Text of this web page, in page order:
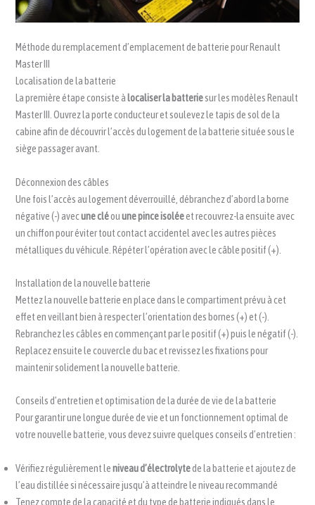
Méthode du remplacement d’emplacement de batterie pour Renault
Master III
Localisation de la batterie
La première étape consiste àlocaliser la batteriesur les modèles Renault
Master III. Ouvrez la porte conducteur et soulevez le tapis de sol de la
cabine afin de découvrir l’accès du logement de la batterie située sous le
siège passager avant.
Déconnexion des câbles
Une fois l’accès au logement déverrouillé, débranchez d’abord la borne
négative (-) avecune cléouune pince isoléeet recouvrez-la ensuite avec
un chiffon pour éviter tout contact accidentel avec les autres pièces
métalliques du véhicule. Répéter l’opération avec le câble positif (+).
Installation de la nouvelle batterie
Mettez la nouvelle batterie en place dans le compartiment prévu à cet
effet en veillant bien à respecter l’orientation des bornes (+) et (-).
Rebranchez les câbles en commençant par le positif (+) puis le négatif (-).
Replacez ensuite le couvercle du bac et revissez les fixations pour
maintenir solidement la nouvelle batterie.
Conseils d’entretien et optimisation de la durée de vie de la batterie
Pour garantir une longue durée de vie et un fonctionnement optimal de
votre nouvelle batterie, vous devez suivre quelques conseils d’entretien :
Vérifiez régulièrement leniveau d’électrolytede la batterie et ajoutez de
l’eau distillée si nécessaire jusqu’à atteindre le niveau recommandé
Tenez compte de la capacité et du type de batterie indiqués dans le